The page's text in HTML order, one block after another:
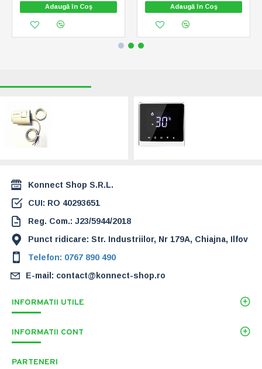
Adaugă în Coş Adaugă în Coş
Konnect Shop S.R.L.
CUI: RO 40293651
Reg. Com.: J23/5944/2018
Punct ridicare: Str. Industriilor, Nr 179A, Chiajna, Ilfov
Telefon: 0767 890 490
E-mail: contact@konnect-shop.ro
INFORMATII UTILE
INFORMATII CONT
PARTENERI